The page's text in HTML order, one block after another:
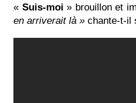
« Suis-moi » brouillon et
en arriverait là » chante-t-il